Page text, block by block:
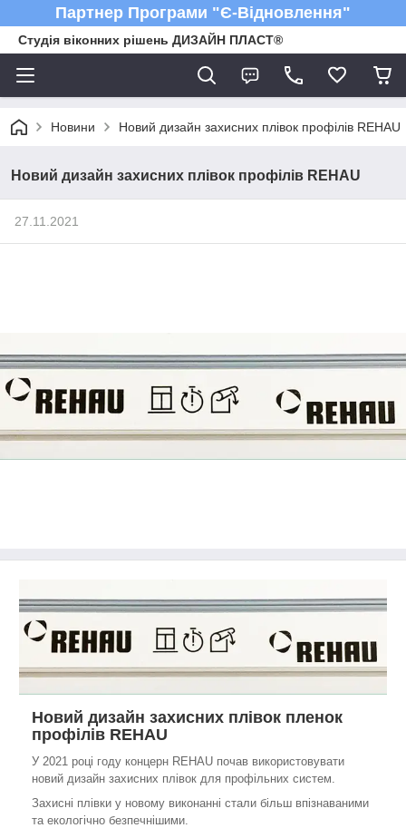
Партнер Програми "Є-Відновлення"
Студія віконних рішень ДИЗАЙН ПЛАСТ®
Новини Новий дизайн захисних плівок профілів REHAU
Новий дизайн захисних плівок профілів REHAU
27.11.2021
Новий дизайн захисних плівок пленок
профілів REHAU
У 2021 році году концерн REHAU почав використовувати
новий дизайн захисних плівок для профільних систем.
Захисні плівки у новому виконанні стали більш впізнаваними
та екологічно безпечнішими.